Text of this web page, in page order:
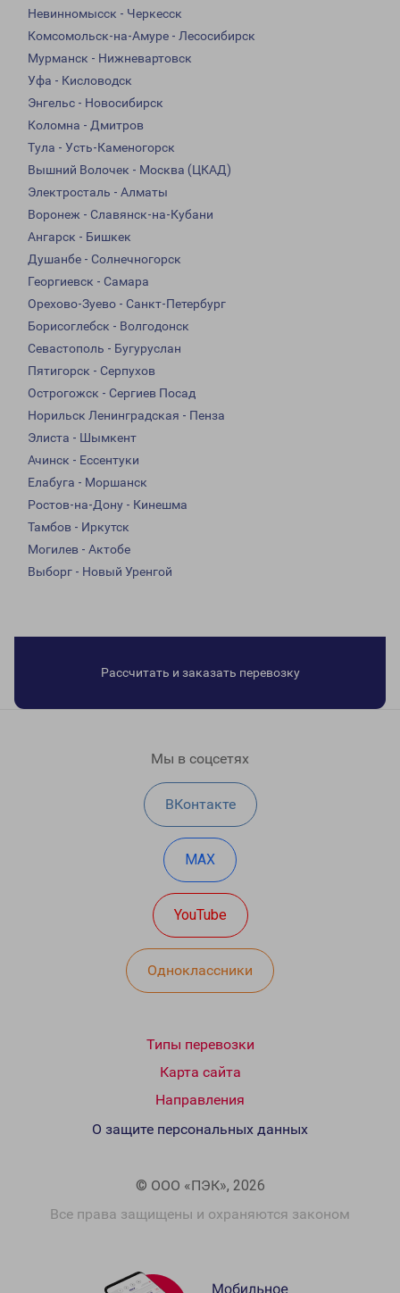
Невинномысск - Черкесск
Комсомольск-на-Амуре - Лесосибирск
Мурманск - Нижневартовск
Уфа - Кисловодск
Энгельс - Новосибирск
Коломна - Дмитров
Тула - Усть-Каменогорск
Вышний Волочек - Москва (ЦКАД)
Электросталь - Алматы
Воронеж - Славянск-на-Кубани
Ангарск - Бишкек
Душанбе - Солнечногорск
Георгиевск - Самара
Орехово-Зуево - Санкт-Петербург
Борисоглебск - Волгодонск
Севастополь - Бугуруслан
Пятигорск - Серпухов
Острогожск - Сергиев Посад
Норильск Ленинградская - Пенза
Элиста - Шымкент
Ачинск - Ессентуки
Елабуга - Моршанск
Ростов-на-Дону - Кинешма
Тамбов - Иркутск
Могилев - Актобе
Выборг - Новый Уренгой
Рассчитать и заказать перевозку
Мы в соцсетях
ВКонтакте
MAX
YouTube
Одноклассники
Типы перевозки
Карта сайта
Направления
© ООО «ПЭК», 2026
Все права защищены и охраняются законом
О защите персональных данных